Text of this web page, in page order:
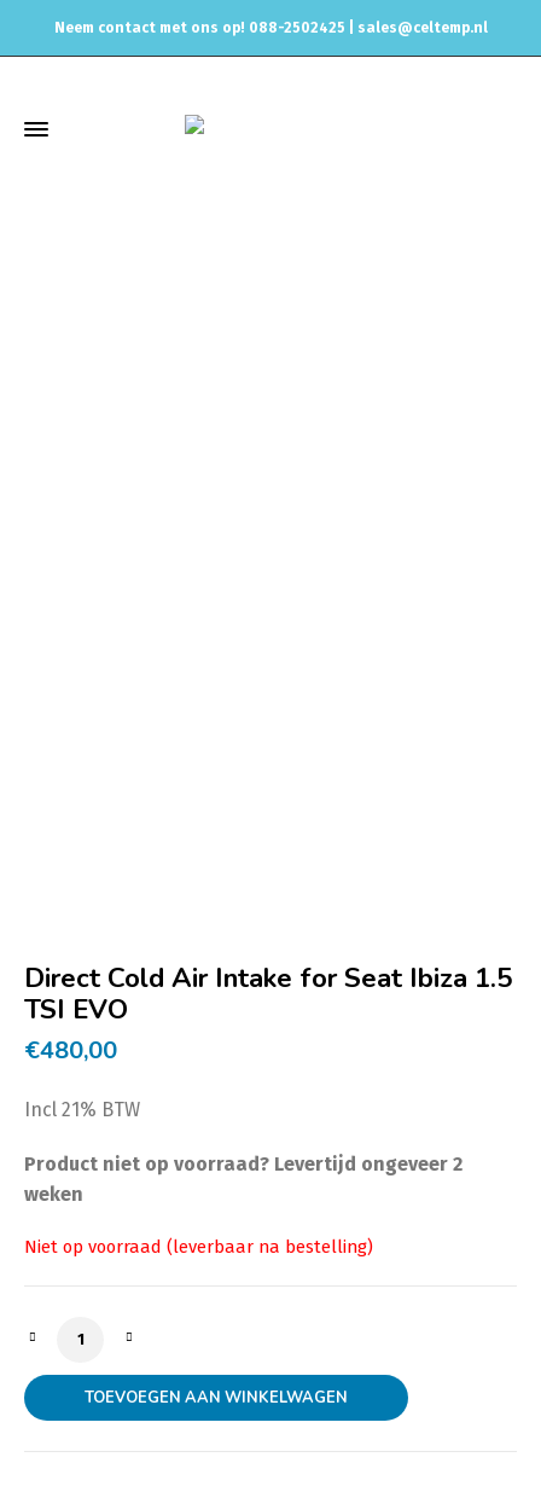
Neem contact met ons op! 088-2502425 | sales@celtemp.nl
Direct Cold Air Intake for Seat Ibiza 1.5
TSI EVO
€480,00
Incl 21% BTW
Product niet op voorraad? Levertijd ongeveer 2
weken
Direct Cold Air Intake for Seat Ibiza 1.5 TSI EVO
TOEVOEGEN AAN WINKELWAGEN